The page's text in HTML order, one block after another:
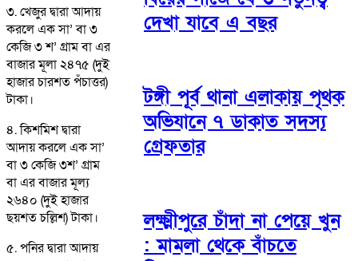
৩. খেজুর দ্বারা আদায়
করলে এক সা’ বা ৩
কেজি ৩ শ’ গ্রাম বা এর
বাজার মূলা ২৪৭৫ (দুই
হাজার চারশত পঁচাত্তর)
টাকা।
৪. কিশমিশ দ্বারা
আদায় করলে এক সা’
বা ৩ কেজি ৩শ’ গ্রাম
বা এর বাজার মূল্য
২৬৪০ (দুই হাজার
ছয়শত চল্লিশ) টাকা।
৫. পনির দ্বারা আদায়
দেখা যাবে এ বছর
টঙ্গী পূর্ব থানা এলাকায় পৃথক
অভিযানে ৭ ডাকাত সদস্য
গ্রেফতার
লক্ষ্মীপুরে চাঁদা না পেয়ে খুন
: মামলা থেকে বাঁচতে